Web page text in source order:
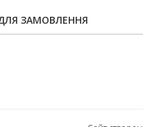
ЗАМОВЛЕННЯ